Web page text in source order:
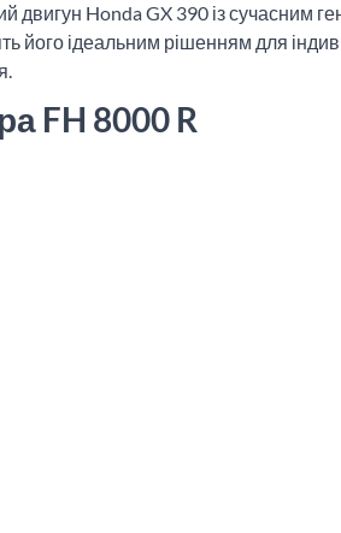
двигун Honda GX 390 із сучасним
його ідеальним рішенням для
FH 8000 R